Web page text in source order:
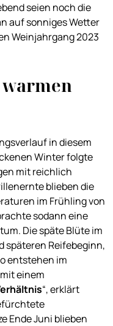
seien noch die
auf sonniges Wetter
Weinjahrgang 2023
in diesem
Winter folgte
mit reichlich
blieben die
im Frühling von
sodann eine
Die späte Blüte im
späteren Reifebeginn,
entstehen im
mit einem
“, erklärt
Ende Juni blieben